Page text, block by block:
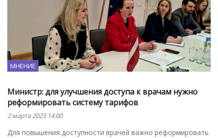
МНЕНИЕ
Министр: для улучшения доступа к врачам нужно
реформировать систему тарифов
2 марта 2023 14:00
Для повышения доступности врачей важно реформировать